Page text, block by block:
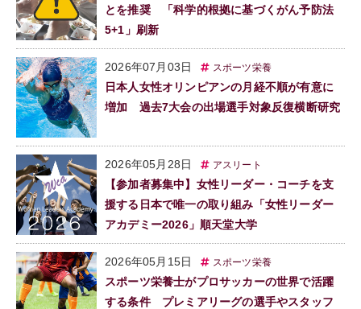
とを推奨 「科学的根拠に基づくがん予防法
5+1」刷新
2026年07月03日 スポーツ栄養
日本人女性オリンピアンの月経不順が有意に
増加 過去7大会の出場選手対象反復横断研究
2026年05月28日 アスリート
【参加者募集中】女性リーダー・コーチを支
援する日本で唯一の取り組み「女性リーダー
アカデミー2026」順天堂大学
2026年05月15日 スポーツ栄養
スポーツ栄養士がプロサッカーの世界で活躍
する条件 プレミアリーグの選手やスタッフ